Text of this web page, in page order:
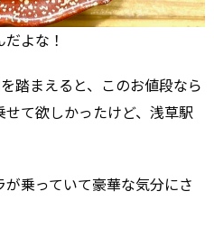
よな！
踏まえると、このお値段なら
て欲しかったけど、浅草駅
乗っていて豪華な気分にさ